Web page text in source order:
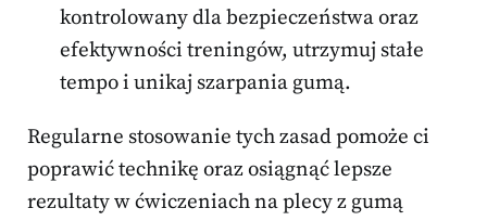
kontrolowany dla bezpieczeństwa oraz
efektywności treningów, utrzymuj stałe
tempo i unikaj szarpania gumą.
Regularne stosowanie tych zasad pomoże ci
poprawić technikę oraz osiągnąć lepsze
rezultaty w ćwiczeniach na plecy z gumą